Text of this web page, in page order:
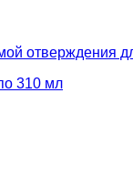
отверждения
310 мл